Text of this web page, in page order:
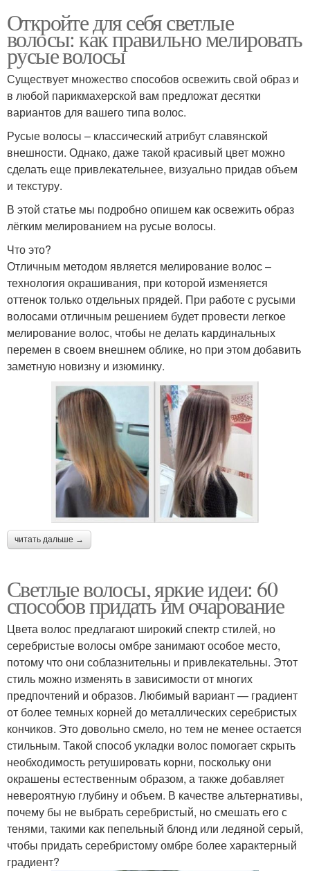
Откройте для себя светлые
волосы: как правильно мелировать
русые волосы
Существует множество способов освежить свой образ и
в любой парикмахерской вам предложат десятки
вариантов для вашего типа волос.
Русые волосы – классический атрибут славянской
внешности. Однако, даже такой красивый цвет можно
сделать еще привлекательнее, визуально придав объем
и текстуру.
В этой статье мы подробно опишем как освежить образ
лёгким мелированием на русые волосы.
Что это?
Отличным методом является мелирование волос –
технология окрашивания, при которой изменяется
оттенок только отдельных прядей. При работе с русыми
волосами отличным решением будет провести легкое
мелирование волос, чтобы не делать кардинальных
перемен в своем внешнем облике, но при этом добавить
заметную новизну и изюминку.
читать дальше →
Светлые волосы, яркие идеи: 60
способов придать им очарование
Цвета волос предлагают широкий спектр стилей, но
серебристые волосы омбре занимают особое место,
потому что они соблазнительны и привлекательны. Этот
стиль можно изменять в зависимости от многих
предпочтений и образов. Любимый вариант — градиент
от более темных корней до металлических серебристых
кончиков. Это довольно смело, но тем не менее остается
стильным. Такой способ укладки волос помогает скрыть
необходимость ретушировать корни, поскольку они
окрашены естественным образом, а также добавляет
невероятную глубину и объем. В качестве альтернативы,
почему бы не выбрать серебристый, но смешать его с
тенями, такими как пепельный блонд или ледяной серый,
чтобы придать серебристому омбре более характерный
градиент?